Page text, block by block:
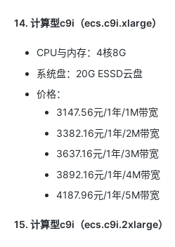
14. 计算型c9i（ecs.c9i.xlarge）
CPU与内存：4核8G
系统盘：20G ESSD云盘
价格：
3147.56元/1年/1M带宽
3382.16元/1年/2M带宽
3637.16元/1年/3M带宽
3892.16元/1年/4M带宽
4187.96元/1年/5M带宽
15. 计算型c9i（ecs.c9i.2xlarge）